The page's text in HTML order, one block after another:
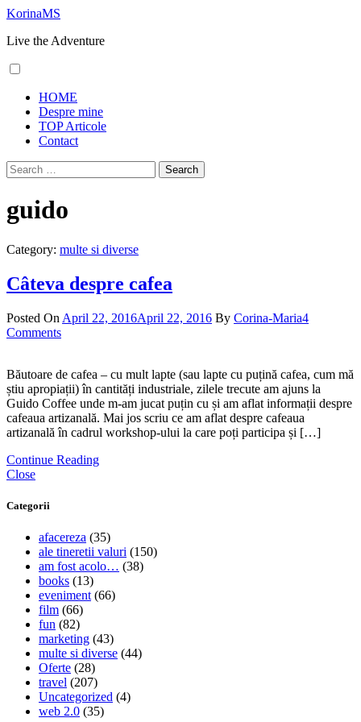
Skip
content
KorinaMS
Live the Adventure
Menu
HOME
Despre mine
TOP Articole
Contact
Search
for:
guido
Category: multe si diverse
Câteva despre cafea
Posted On April 22, 2016April 22, 2016 By Corina-Maria4
Comments
Băutoare de cafea – cu mult lapte (sau lapte cu puțină cafea, cum mă
știu apropiații) în cantități industriale, zilele trecute am ajuns la
Guido Coffee unde m-am jucat puțin cu și am aflat informații despre
cafeaua artizanală. Mai jos scriu ce am aflat despre cafeaua
artizanală în cadrul workshop-ului la care poți participa și […]
Continue Reading
Close
Categorii
afacereza (35)
ale tineretii valuri (150)
am fost acolo… (38)
books (13)
eveniment (66)
film (66)
fun (82)
marketing (43)
multe si diverse (44)
Oferte (28)
travel (207)
Uncategorized (4)
web 2.0 (35)